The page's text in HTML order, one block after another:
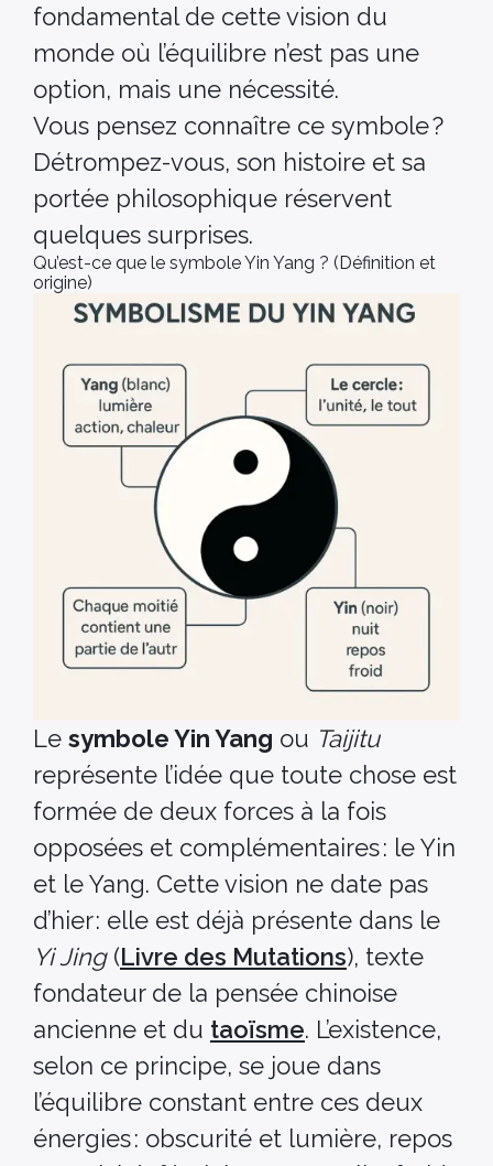
fondamental de cette vision du
monde où l’équilibre n’est pas une
option, mais une nécessité.
Vous pensez connaître ce symbole ?
Détrompez-vous, son histoire et sa
portée philosophique réservent
quelques surprises.
Qu’est-ce que le symbole Yin Yang ? (Définition et
origine)
Le symbole Yin Yang ou Taijitu
représente l’idée que toute chose est
formée de deux forces à la fois
opposées et complémentaires : le Yin
et le Yang. Cette vision ne date pas
d’hier : elle est déjà présente dans le
Yi Jing(Livre des Mutations), texte
fondateur de la pensée chinoise
ancienne et du taoïsme. L’existence,
selon ce principe, se joue dans
l’équilibre constant entre ces deux
énergies : obscurité et lumière, repos